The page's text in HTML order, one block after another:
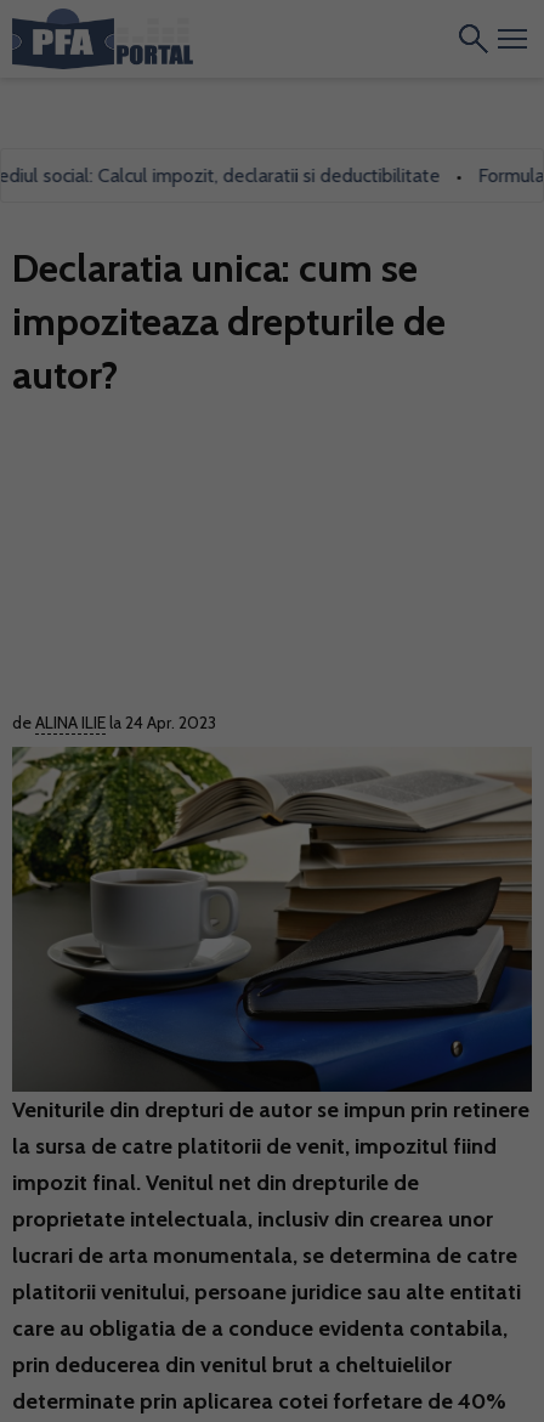
Calcul impozit, declaratii si deductibilitate •
Declaratia unica: cum se
impoziteaza drepturile de
autor?
deALINA ILIE la 24 Apr. 2023
Veniturile din drepturi de autor se impun prin retinere
la sursa de catre platitorii de venit, impozitul fiind
impozit final. Venitul net din drepturile de
proprietate intelectuala, inclusiv din crearea unor
lucrari de arta monumentala, se determina de catre
platitorii venitului, persoane juridice sau alte entitati
care au obligatia de a conduce evidenta contabila,
prin deducerea din venitul brut a cheltuielilor
determinate prin aplicarea cotei forfetare de 40%